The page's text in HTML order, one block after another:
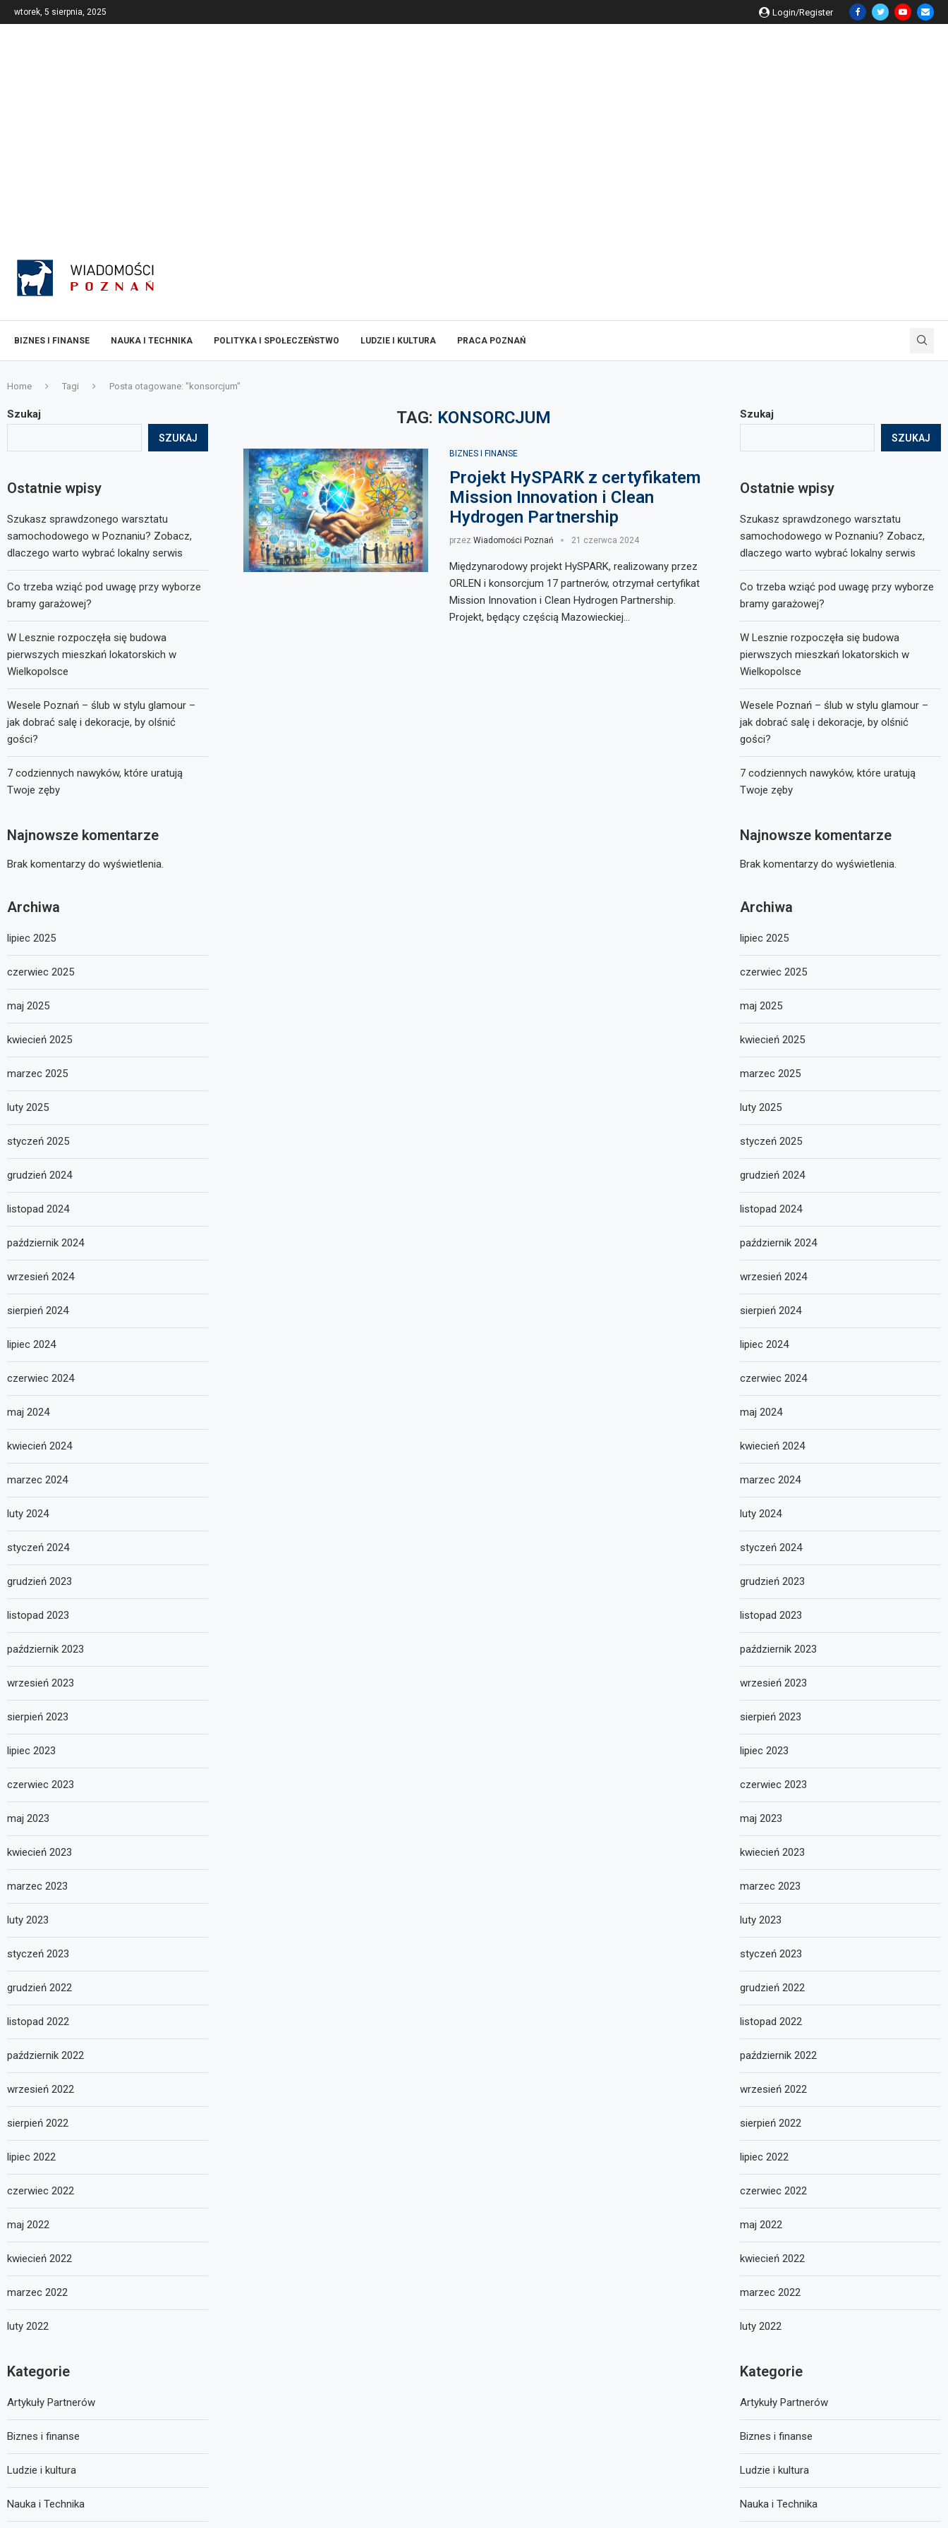
wtorek, 5 sierpnia, 2025 Login/Register
BIZNES I FINANSE NAUKA I TECHNIKA POLITYKA I SPOŁECZEŃSTWO LUDZIE I KULTURA PRACA POZNAŃ
Home Tagi Posta otagowane: "konsorcjum"
TAG: KONSORCJUM
BIZNES I FINANSE
Projekt HySPARK z certyfikatem
Mission Innovation i Clean
Hydrogen Partnership
przez Wiadomości Poznań 21 czerwca 2024
Międzynarodowy projekt HySPARK, realizowany przez
ORLEN i konsorcjum 17 partnerów, otrzymał certyfikat
Mission Innovation i Clean Hydrogen Partnership.
Projekt, będący częścią Mazowieckiej…
Szukaj
SZUKAJ
Ostatnie wpisy
Szukasz sprawdzonego warsztatu
samochodowego w Poznaniu? Zobacz,
dlaczego warto wybrać lokalny serwis
Co trzeba wziąć pod uwagę przy wyborze
bramy garażowej?
W Lesznie rozpoczęła się budowa
pierwszych mieszkań lokatorskich w
Wielkopolsce
Wesele Poznań – ślub w stylu glamour –
jak dobrać salę i dekoracje, by olśnić
gości?
7 codziennych nawyków, które uratują
Twoje zęby
Najnowsze komentarze
Brak komentarzy do wyświetlenia.
Archiwa
lipiec 2025
czerwiec 2025
maj 2025
kwiecień 2025
marzec 2025
luty 2025
styczeń 2025
grudzień 2024
listopad 2024
październik 2024
wrzesień 2024
sierpień 2024
lipiec 2024
czerwiec 2024
maj 2024
kwiecień 2024
marzec 2024
luty 2024
styczeń 2024
grudzień 2023
listopad 2023
październik 2023
wrzesień 2023
sierpień 2023
lipiec 2023
czerwiec 2023
maj 2023
kwiecień 2023
marzec 2023
luty 2023
styczeń 2023
grudzień 2022
listopad 2022
październik 2022
wrzesień 2022
sierpień 2022
lipiec 2022
czerwiec 2022
maj 2022
kwiecień 2022
marzec 2022
luty 2022
Kategorie
Artykuły Partnerów
Biznes i finanse
Ludzie i kultura
Nauka i Technika
Szukaj
SZUKAJ
Ostatnie wpisy
Szukasz sprawdzonego warsztatu
samochodowego w Poznaniu? Zobacz,
dlaczego warto wybrać lokalny serwis
Co trzeba wziąć pod uwagę przy wyborze
bramy garażowej?
W Lesznie rozpoczęła się budowa
pierwszych mieszkań lokatorskich w
Wielkopolsce
Wesele Poznań – ślub w stylu glamour –
jak dobrać salę i dekoracje, by olśnić
gości?
7 codziennych nawyków, które uratują
Twoje zęby
Najnowsze komentarze
Brak komentarzy do wyświetlenia.
Archiwa
lipiec 2025
czerwiec 2025
maj 2025
kwiecień 2025
marzec 2025
luty 2025
styczeń 2025
grudzień 2024
listopad 2024
październik 2024
wrzesień 2024
sierpień 2024
lipiec 2024
czerwiec 2024
maj 2024
kwiecień 2024
marzec 2024
luty 2024
styczeń 2024
grudzień 2023
listopad 2023
październik 2023
wrzesień 2023
sierpień 2023
lipiec 2023
czerwiec 2023
maj 2023
kwiecień 2023
marzec 2023
luty 2023
styczeń 2023
grudzień 2022
listopad 2022
październik 2022
wrzesień 2022
sierpień 2022
lipiec 2022
czerwiec 2022
maj 2022
kwiecień 2022
marzec 2022
luty 2022
Kategorie
Artykuły Partnerów
Biznes i finanse
Ludzie i kultura
Nauka i Technika